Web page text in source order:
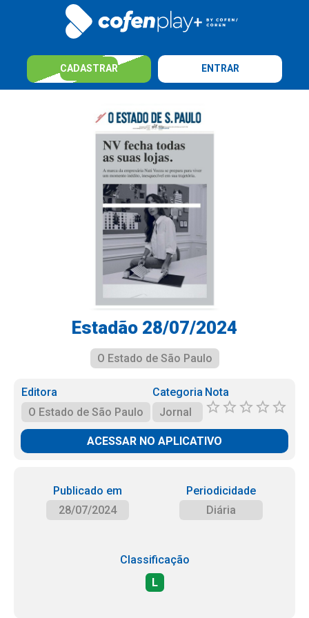
CADASTRAR ENTRAR
Estadão 28/07/2024
O Estado de São Paulo
Editora
O Estado de São Paulo
Categoria
Jornal
Nota
ACESSAR NO APLICATIVO
Publicado em
28/07/2024
Periodicidade
Diária
Classificação
L